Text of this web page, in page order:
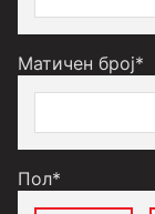
Матичен број*
Пол*